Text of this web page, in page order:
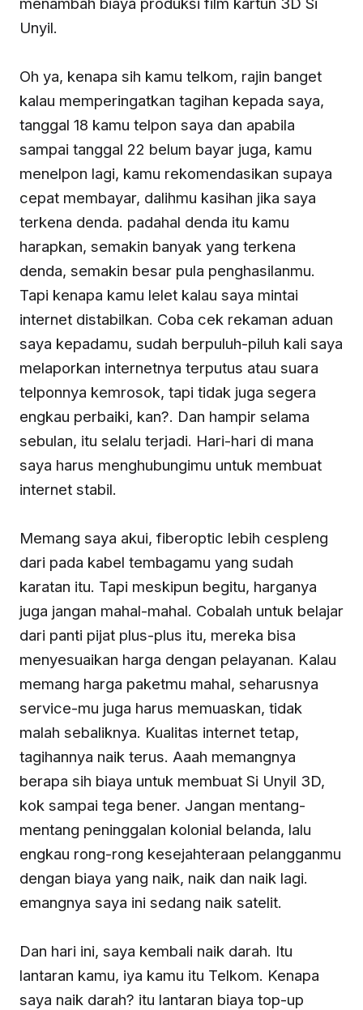
Unyil.
Oh ya, kenapa sih kamu telkom, rajin banget
kalau memperingatkan tagihan kepada saya,
tanggal 18 kamu telpon saya dan apabila
sampai tanggal 22 belum bayar juga, kamu
menelpon lagi, kamu rekomendasikan supaya
cepat membayar, dalihmu kasihan jika saya
terkena denda. padahal denda itu kamu
harapkan, semakin banyak yang terkena
denda, semakin besar pula penghasilanmu.
Tapi kenapa kamu lelet kalau saya mintai
internet distabilkan. Coba cek rekaman aduan
saya kepadamu, sudah berpuluh-piluh kali saya
melaporkan internetnya terputus atau suara
telponnya kemrosok, tapi tidak juga segera
engkau perbaiki, kan?. Dan hampir selama
sebulan, itu selalu terjadi. Hari-hari di mana
saya harus menghubungimu untuk membuat
internet stabil.
Memang saya akui, fiberoptic lebih cespleng
dari pada kabel tembagamu yang sudah
karatan itu. Tapi meskipun begitu, harganya
juga jangan mahal-mahal. Cobalah untuk belajar
dari panti pijat plus-plus itu, mereka bisa
menyesuaikan harga dengan pelayanan. Kalau
memang harga paketmu mahal, seharusnya
service-mu juga harus memuaskan, tidak
malah sebaliknya. Kualitas internet tetap,
tagihannya naik terus. Aaah memangnya
berapa sih biaya untuk membuat Si Unyil 3D,
kok sampai tega bener. Jangan mentang-
mentang peninggalan kolonial belanda, lalu
engkau rong-rong kesejahteraan pelangganmu
dengan biaya yang naik, naik dan naik lagi.
emangnya saya ini sedang naik satelit.
Dan hari ini, saya kembali naik darah. Itu
lantaran kamu, iya kamu itu Telkom. Kenapa
saya naik darah? itu lantaran biaya top-up